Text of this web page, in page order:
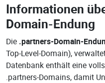
Informationen
Domain-Endung
Die .partners-Domain-
Top-Level-Domain),
Datenbank enthält eine
.partners-Domains, damit